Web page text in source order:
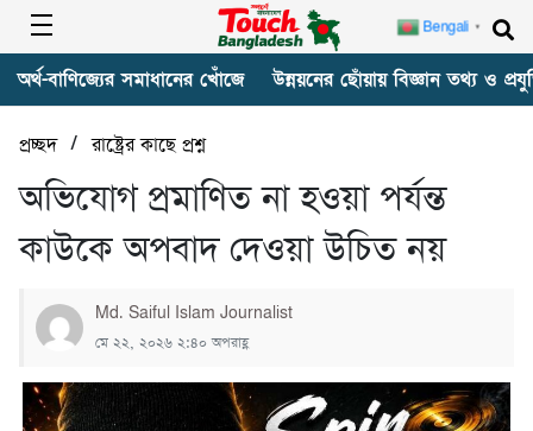
অর্থ-বাণিজ্যের সমাধানের খোঁজে উন্নয়নের ছোঁয়ায় বিজ্ঞান তথ্য ও
প্রচ্ছদ/রাষ্ট্রের কাছে প্রশ্ন
‎অভিযোগ প্রমাণিত না হওয়া পর্যন্ত
কাউকে অপবাদ দেওয়া উচিত নয়
Md. Saiful Islam Journalist
মে ২২, ২০২৬ ২:৪০ অপরাহ্ণ
Bengali ▼